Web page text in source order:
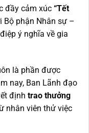
đầy cảm xúc “Tết
Bộ phận Nhân sự –
ý nghĩa về gia
là phần được
nay, Ban Lãnh đạo
định trao thưởng
nhân viên thử việc